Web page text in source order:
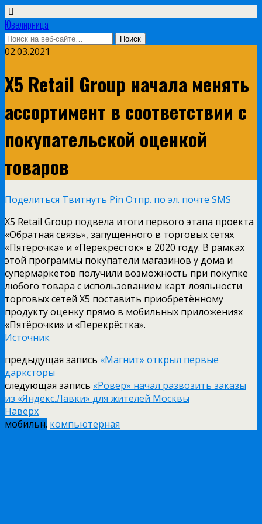
Ювелирница
02.03.2021
X5 Retail Group начала менять
ассортимент в соответствии с
покупательской оценкой
товаров
Поделиться Твитнуть Pin Отпр. по эл. почте SMS
X5 Retail Group подвела итоги первого этапа проекта
«Обратная связь», запущенного в торговых сетях
«Пятёрочка» и «Перекрёсток» в 2020 году. В рамках
этой программы покупатели магазинов у дома и
супермаркетов получили возможность при покупке
любого товара с использованием карт лояльности
торговых сетей Х5 поставить приобретённому
продукту оценку прямо в мобильных приложениях
«Пятёрочки» и «Перекрёстка».
Источник
предыдущая запись «Магнит» открыл первые
дарксторы
следующая запись «Ровер» начал развозить заказы
из «Яндекс.Лавки» для жителей Москвы
Наверх
мобильн. компьютерная